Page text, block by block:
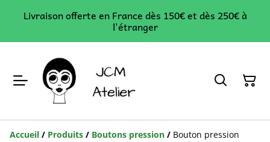
Livraison offerte en France dès 150€ et dès 250€ à
l'étranger
Accueil / Produits / Boutons pression / Bouton pression